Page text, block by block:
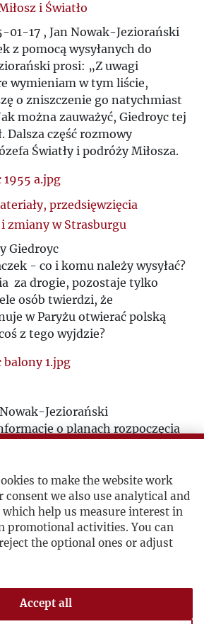
i Światło
01-17 , Jan Nowak-Jeziorański
z pomocą wysyłanych do
prosi: „Z uwagi
wymieniam w tym liście,
o zniszczenie go natychmiast
można zauważyć, Giedroyc tej
Dalsza część rozmowy
Światły i podróży Miłosza.
przedsięwzięcia
zmiany w Strasburgu
Giedroyc
- co i komu należy wysyłać?
za drogie, pozostaje tylko
osób twierdzi, że
w Paryżu otwierać polską
z tego wyjdzie?
Jeziorański
o planach rozpoczęcia
broszurę „Za
” Józefa Światły. Akcja ta
przez Amerykanów, a jej celem
w społeczeństwie polskim fali
z bezprawnymi metodami
Hertza
to make the website work
we also use analytical and
help us measure interest in
promotional activities. You can
the optional ones or adjust
Accept all